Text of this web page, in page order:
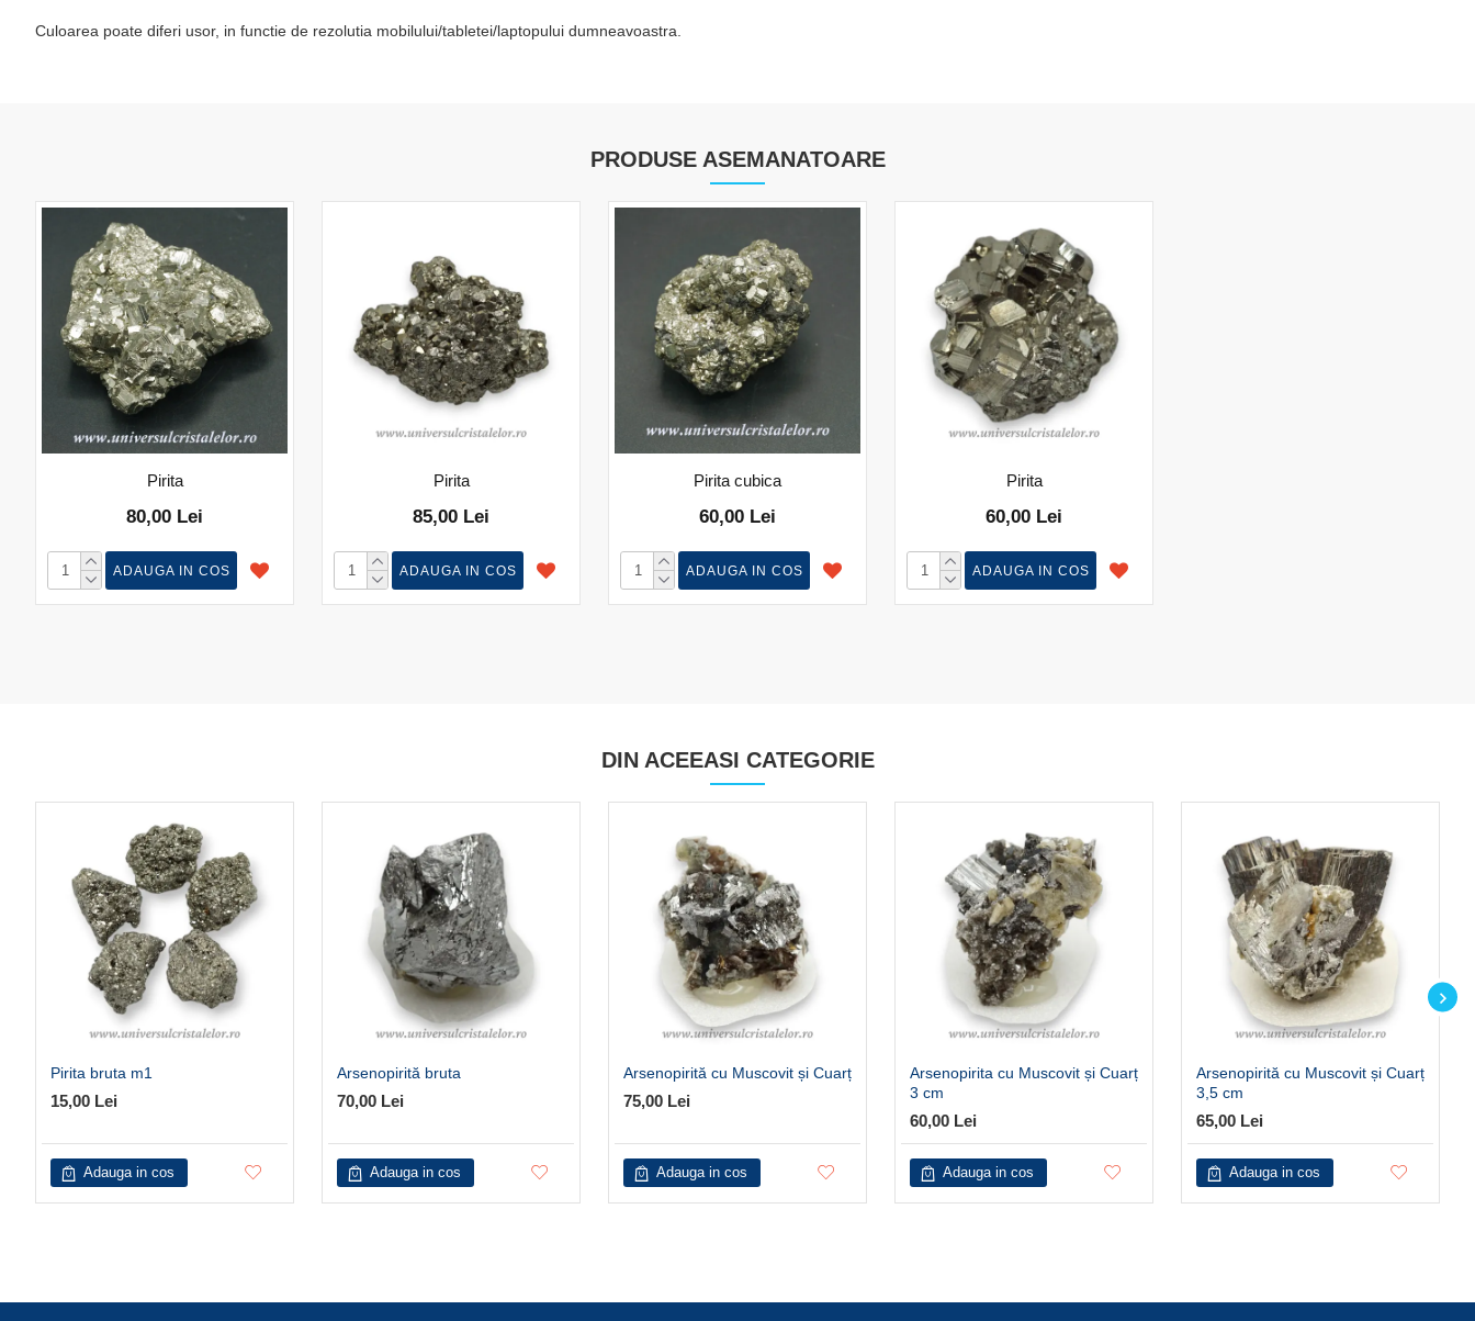
Culoarea poate diferi usor, in functie de rezolutia mobilului/tabletei/laptopului dumneavoastra.
PRODUSE ASEMANATOARE
Pirita
80,00 Lei
ADAUGA IN COS
Pirita
85,00 Lei
ADAUGA IN COS
Pirita cubica
60,00 Lei
ADAUGA IN COS
Pirita
60,00 Lei
ADAUGA IN COS
DIN ACEEASI CATEGORIE
Pirita bruta m1
15,00 Lei
Adauga in cos
Arsenopirită bruta
70,00 Lei
Adauga in cos
Arsenopirită cu Muscovit și Cuarț
75,00 Lei
Adauga in cos
Arsenopirita cu Muscovit și Cuarț
3 cm
60,00 Lei
Adauga in cos
Arsenopirită cu Muscovit și Cuarț
3,5 cm
65,00 Lei
Adauga in cos